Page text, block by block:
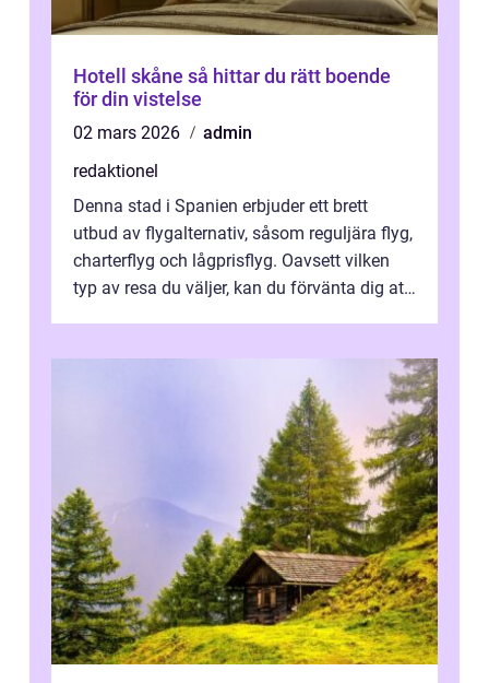
Hotell skåne så hittar du rätt boende
för din vistelse
02 mars 2026
admin
redaktionel
Denna stad i Spanien erbjuder ett brett
utbud av flygalternativ, såsom reguljära flyg,
charterflyg och lågprisflyg. Oavsett vilken
typ av resa du väljer, kan du förvänta dig att